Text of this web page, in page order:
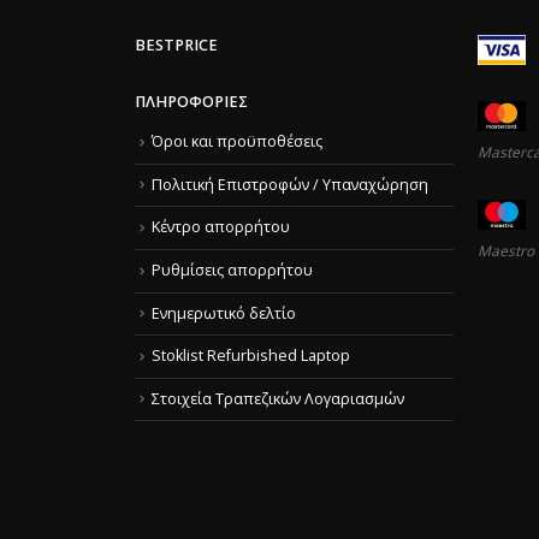
BESTPRICE
ΠΛΗΡΟΦΟΡΊΕΣ
Όροι και προϋποθέσεις
Πολιτική Επιστροφών / Υπαναχώρηση
Κέντρο απορρήτου
Ρυθμίσεις απορρήτου
Ενημερωτικό δελτίο
Stoklist Refurbished Laptop
Στοιχεία Τραπεζικών Λογαριασμών
Maestro